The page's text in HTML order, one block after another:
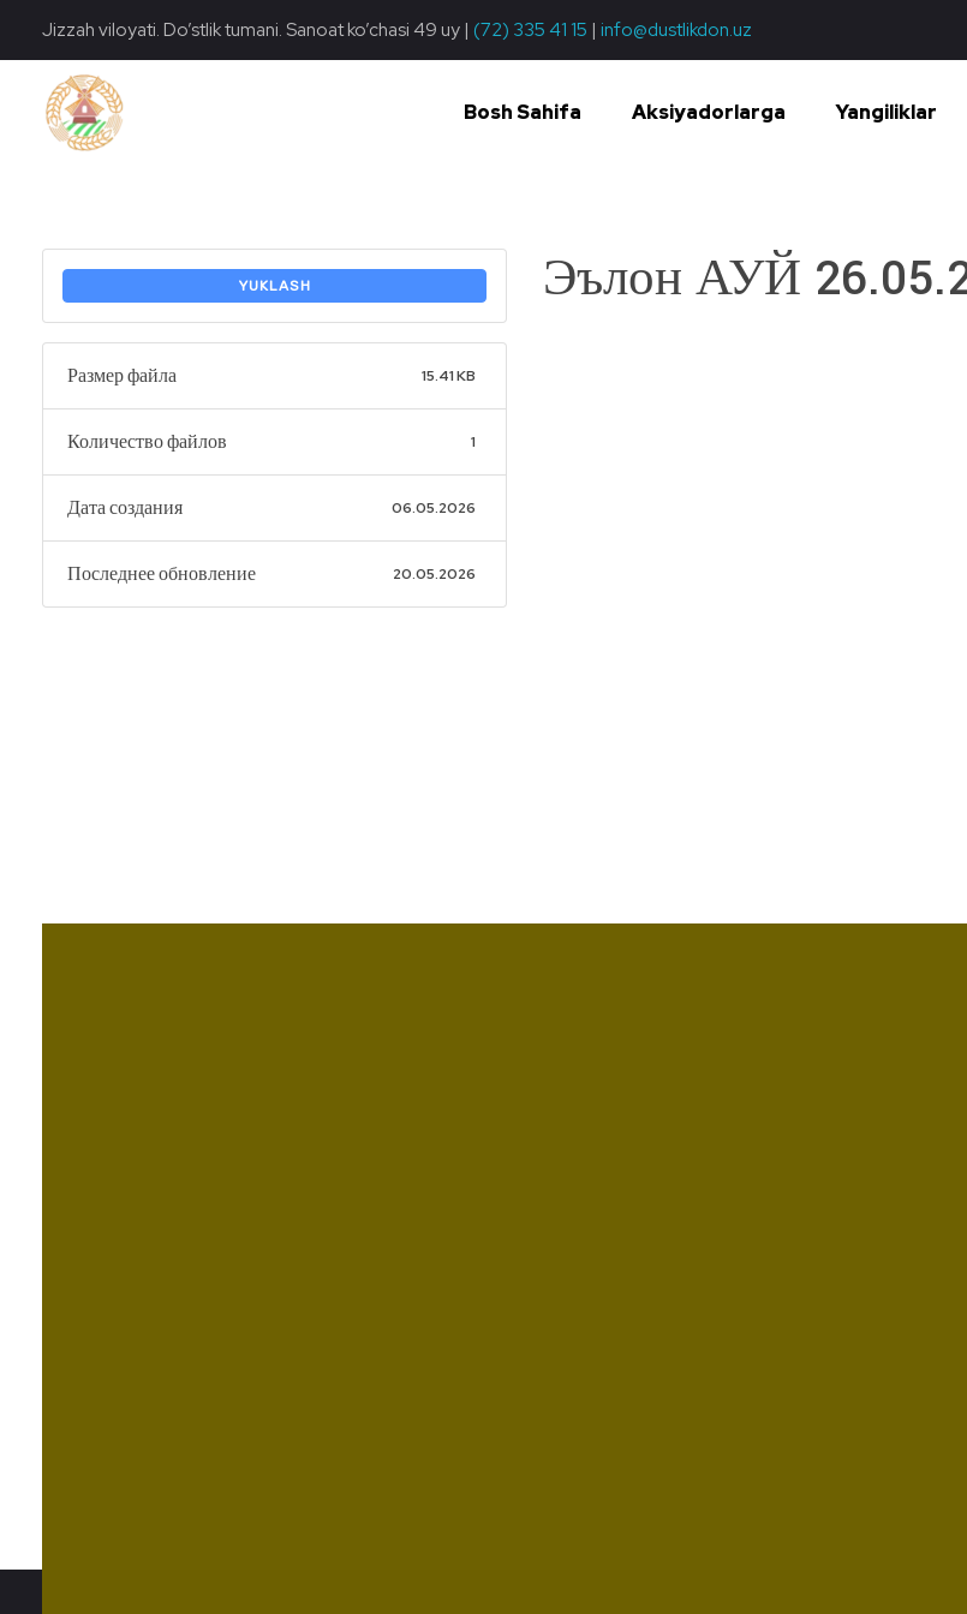
Jizzah viloyati. Do’stlik tumani. Sanoat ko’chasi 49 uy | (72) 335 41 15 | info@dustlikdon.uz
Bosh Sahifa Aksiyadorlarga Yangiliklar
YUKLASH
Размер файла 15.41 KB
Количество файлов 1
Дата создания 06.05.2026
Последнее обновление 20.05.2026
Эълон АУЙ